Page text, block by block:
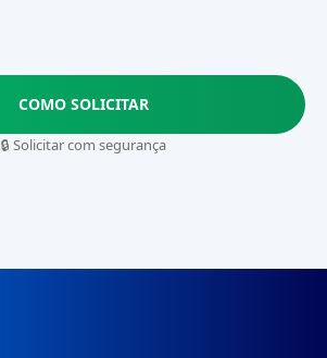
COMO SOLICITAR
🔒 Solicitar com segurança